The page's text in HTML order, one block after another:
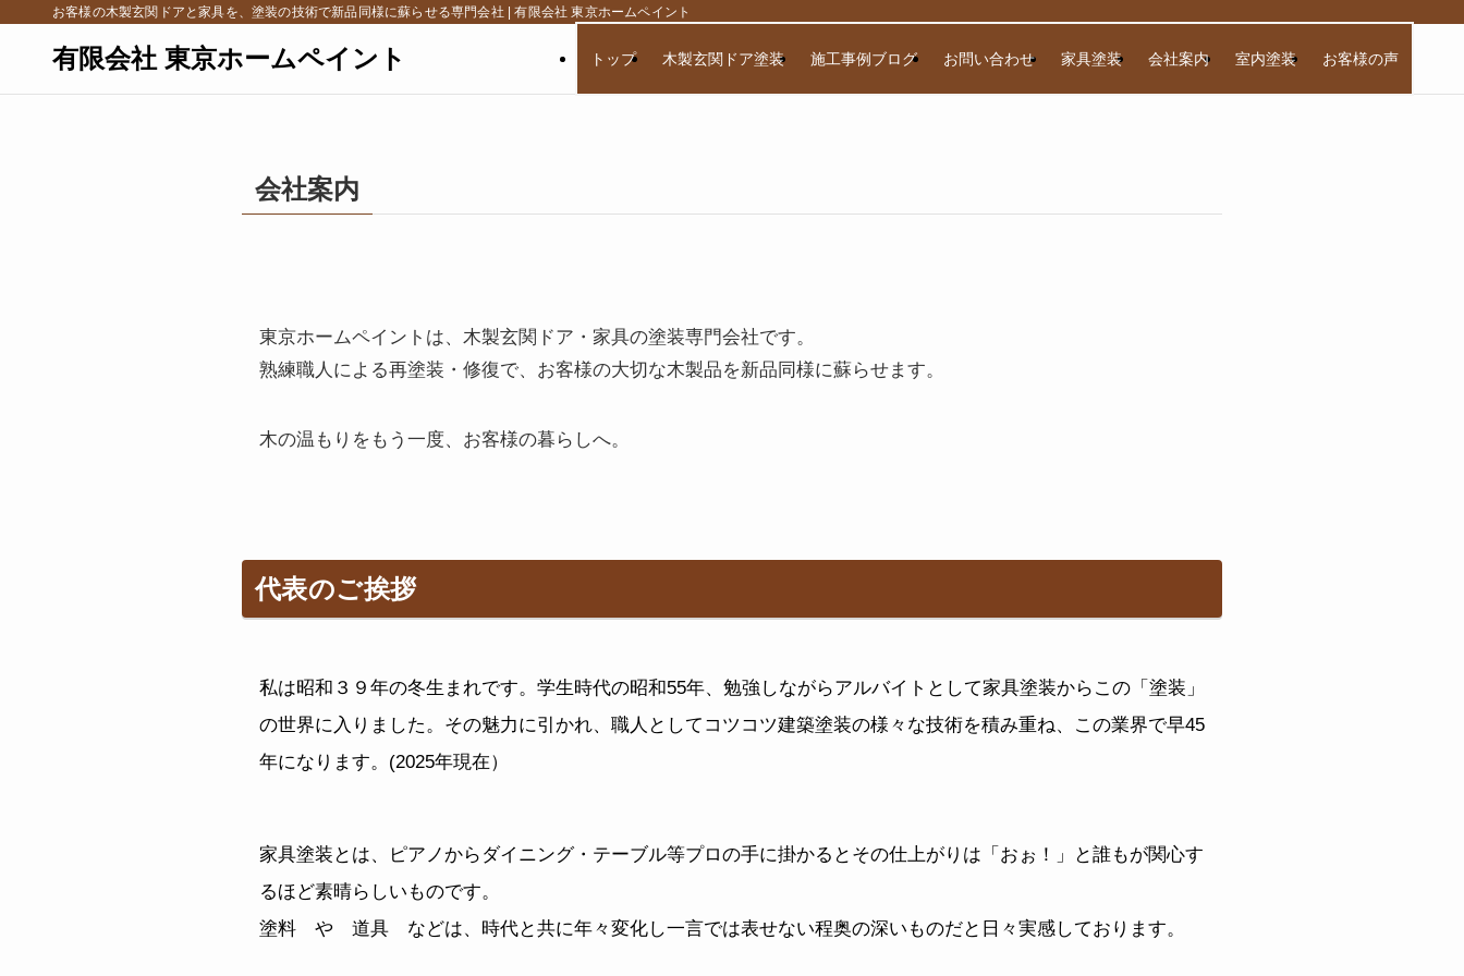
お客様の木製玄関ドアと家具を、塗装の技術で新品同様に蘇らせる専門会社 | 有限会社 東京ホームペイント
有限会社 東京ホームペイント トップ 木製玄関ドア塗装 施工事例ブログ お問い合わせ 家具塗装 会社案内 室内塗装 お客様の声
会社案内
東京ホームペイントは、木製玄関ドア・家具の塗装専門会社です。
熟練職人による再塗装・修復で、お客様の大切な木製品を新品同様に蘇らせます。
木の温もりをもう一度、お客様の暮らしへ。
代表のご挨拶
私は昭和３９年の冬生まれです。学生時代の昭和55年、勉強しながらアルバイトとして家具塗装からこの「塗装」
の世界に入りました。その魅力に引かれ、職人としてコツコツ建築塗装の様々な技術を積み重ね、この業界で早45
年になります。(2025年現在）
家具塗装とは、ピアノからダイニング・テーブル等プロの手に掛かるとその仕上がりは「おぉ！」と誰もが関心す
るほど素晴らしいものです。
塗料 や 道具 などは、時代と共に年々変化し一言では表せない程奥の深いものだと日々実感しております。